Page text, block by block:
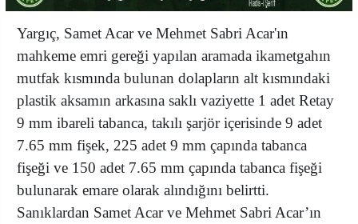
Yargıç, Samet Acar ve Mehmet Sabri Acar'ın
mahkeme emri gereği yapılan aramada ikametgahın
mutfak kısmında bulunan dolapların alt kısmındaki
plastik aksamın arkasına saklı vaziyette 1 adet Retay
9 mm ibareli tabanca, takılı şarjör içerisinde 9 adet
7.65 mm fişek, 225 adet 9 mm çapında tabanca
fişeği ve 150 adet 7.65 mm çapında tabanca fişeği
bulunarak emare olarak alındığını belirtti.
Sanıklardan Samet Acar ve Mehmet Sabri Acar’ın